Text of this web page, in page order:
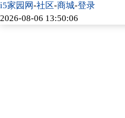
i5家园网-社区-商城-登录
2026-08-06 13:50:06